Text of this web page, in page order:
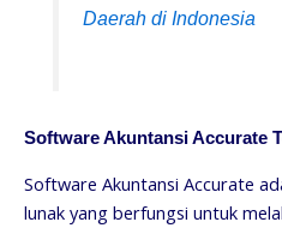
Daerah di Indonesia
Software Akuntansi Accurate
Software Akuntansi Accurate
lunak yang berfungsi untuk